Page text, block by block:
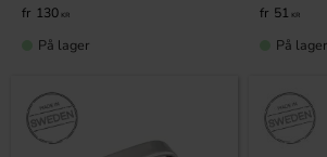
130 KR
På lager
51 KR
På lager